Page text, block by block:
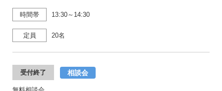
時間帯 13:30～14:30
定員 20名
受付終了 相談会